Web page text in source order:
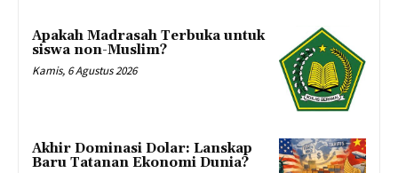
Apakah Madrasah Terbuka untuk
siswa non-Muslim?
Kamis, 6 Agustus 2026
Akhir Dominasi Dolar: Lanskap
Baru Tatanan Ekonomi Dunia?